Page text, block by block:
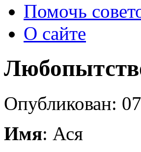
Помочь
О сайте
Опубликован:
Имя: Ася